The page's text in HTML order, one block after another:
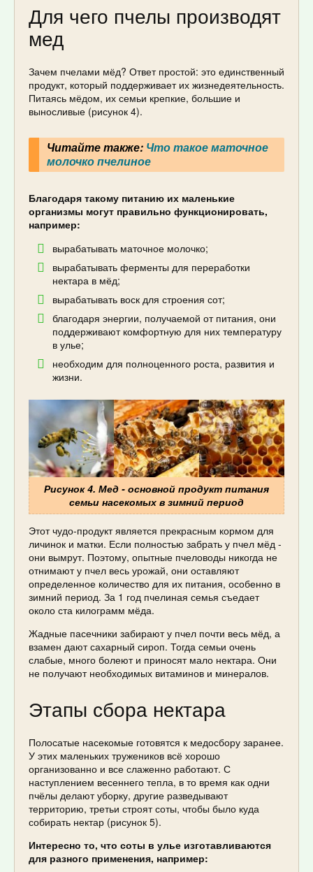
Для чего пчелы производят
мед
Зачем пчелами мёд? Ответ простой: это единственный
продукт, который поддерживает их жизнедеятельность.
Питаясь мёдом, их семьи крепкие, большие и
выносливые (рисунок 4).
Читайте также: Что такое маточное
молочко пчелиное
Благодаря такому питанию их маленькие
организмы могут правильно функционировать,
например:
вырабатывать маточное молочко;
вырабатывать ферменты для переработки
нектара в мёд;
вырабатывать воск для строения сот;
благодаря энергии, получаемой от питания, они
поддерживают комфортную для них температуру
в улье;
необходим для полноценного роста, развития и
жизни.
Рисунок 4. Мед - основной продукт питания
семьи насекомых в зимний период
Этот чудо-продукт является прекрасным кормом для
личинок и матки. Если полностью забрать у пчел мёд -
они вымрут. Поэтому, опытные пчеловоды никогда не
отнимают у пчел весь урожай, они оставляют
определенное количество для их питания, особенно в
зимний период. За 1 год пчелиная семья съедает
около ста килограмм мёда.
Жадные пасечники забирают у пчел почти весь мёд, а
взамен дают сахарный сироп. Тогда семьи очень
слабые, много болеют и приносят мало нектара. Они
не получают необходимых витаминов и минералов.
Этапы сбора нектара
Полосатые насекомые готовятся к медосбору заранее.
У этих маленьких тружеников всё хорошо
организованно и все слаженно работают. С
наступлением весеннего тепла, в то время как одни
пчёлы делают уборку, другие разведывают
территорию, третьи строят соты, чтобы было куда
собирать нектар (рисунок 5).
Интересно то, что соты в улье изготавливаются
для разного применения, например: